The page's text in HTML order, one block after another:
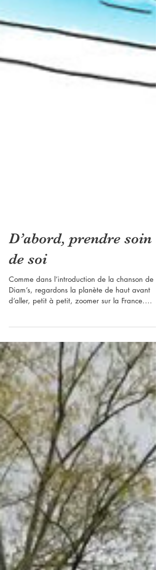
de soi
Comme dans l’introduction de la chanson de
Diam’s, regardons la planète de haut avant
d’aller, petit à petit, zoomer sur la France.
Tout...